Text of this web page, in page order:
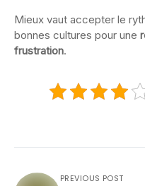
Mieux vaut accepter le
bonnes cultures pour une
frustration.
PREVIOUS POST